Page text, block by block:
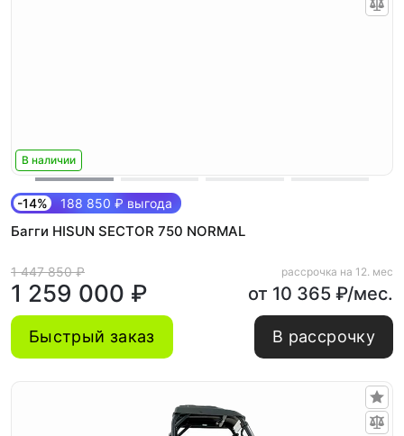
В наличии
-14% 188 850 ₽ выгода
Багги HISUN SECTOR 750 NORMAL
1 447 850 ₽
1 259 000 ₽
рассрочка на 12. мес
от 10 365 ₽/мес.
Быстрый заказ В рассрочку